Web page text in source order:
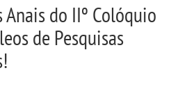
do IIº Colóquio
de Pesquisas